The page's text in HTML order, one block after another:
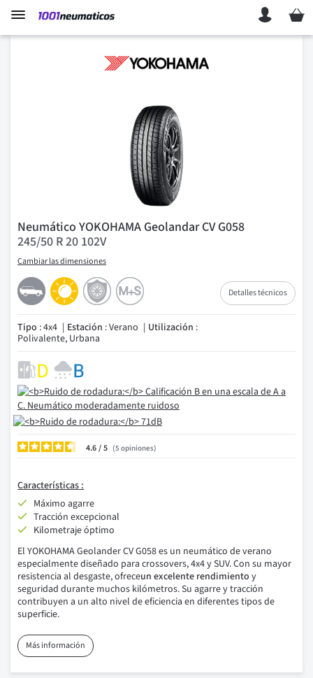
Mi
Neumático YOKOHAMA Geolandar CV G058
245/50 R 20 102V
Cambiar las dimensiones
Detalles técnicos
Tipo : 4x4 Estación : Verano Utilización :
Polivalente, Urbana
4.6/ 5 opiniones
Características :
Máximo agarre
Tracción excepcional
Kilometraje óptimo
El YOKOHAMA Geolander CV G058 es un neumático de verano
especialmente diseñado para crossovers, 4x4 y SUV. Con su mayor
resistencia al desgaste, ofreceun excelente rendimiento y
seguridad durante muchos kilómetros. Su agarre y tracción
contribuyen a un alto nivel de eficiencia en diferentes tipos de
superficie.
Más información